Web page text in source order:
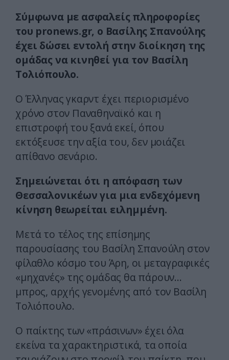
Σύμφωνα με ασφαλείς πληροφορίες
του pronews.gr, ο Βασίλης Σπανούλης
έχει δώσει εντολή στην διοίκηση της
ομάδας να κινηθεί για τον Βασίλη
Τολιόπουλο.
Ο Έλληνας γκαρντ έχει περιορισμένο
χρόνο στον Παναθηναϊκό και η
επιστροφή του ξανά εκεί, όπου
εκτόξευσε την αξία του, δεν μοιάζει
απίθανο σενάριο.
Σημειώνεται ότι η απόφαση των
Θεσσαλονικέων για μια ενδεχόμενη
κίνηση θεωρείται ειλημμένη.
Μετά το τέλος της επίσημης
παρουσίασης του Βασίλη Σπανούλη στον
φίλαθλο κόσμο του Άρη, οι μεταγραφικές
«μηχανές» της ομάδας θα πάρουν…
μπρος, αρχής γενομένης από τον Βασίλη
Τολιόπουλο.
Ο παίκτης των «πράσινων» έχει όλα
εκείνα τα χαρακτηριστικά, τα οποία